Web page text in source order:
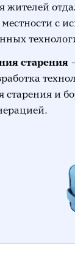
жителей
с
старения
старения и